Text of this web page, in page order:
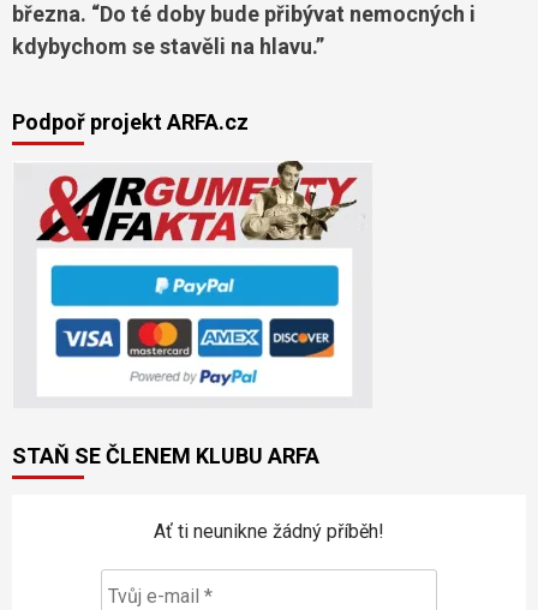
března. “Do té doby bude přibývat nemocných i
kdybychom se stavěli na hlavu.”
Podpoř projekt ARFA.cz
STAŇ SE ČLENEM KLUBU ARFA
Ať ti neunikne žádný příběh!